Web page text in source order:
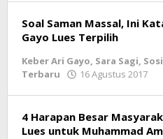
Soal Saman Massal, Ini
Gayo Lues Terpilih
Keber Ari Gayo, Sara Sagi,
Terbaru
16 Agustus 2017
4 Harapan Besar
Lues untuk Muhammad